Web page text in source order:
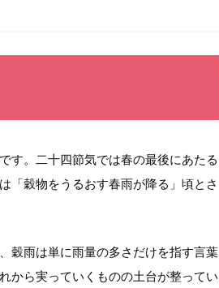
です。二十四節気では春の最後にあたる
「穀物をうるおす春雨が降る」頃とさ
穀雨は単に雨量の多さだけを指す言葉
から実っていくものの土台が整ってい